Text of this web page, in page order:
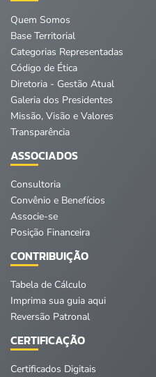
Quem Somos
Base Territorial
Categorias Representadas
Código de Ética
Diretoria - Gestão Atual
Galeria dos Presidentes
Missão, Visão e Valores
Transparência
ASSOCIADOS
Consultoria
Convênio e Benefícios
Associe-se
Posição Financeira
CONTRIBUIÇÃO
Tabela de Cálculo
Imprima sua guia aqui
Reversão Patronal
CERTIFICAÇÃO
Certificados Digitais